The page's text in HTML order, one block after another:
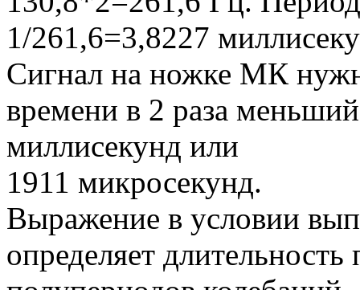
1/261,6=3,8227
Сигнал на ножке МК
времени в 2 раза
миллисекунд или
1911 микросекунд.
Выражение в условии
определяет